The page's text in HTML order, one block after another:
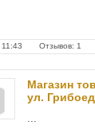
11:43 Отзывов: 1
Магазин
ул.